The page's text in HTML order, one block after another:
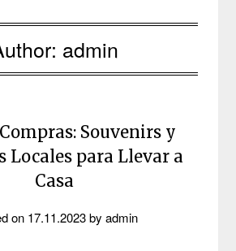
admin
Souvenirs y
Locales para Llevar a
Casa
on 17.11.2023by admin